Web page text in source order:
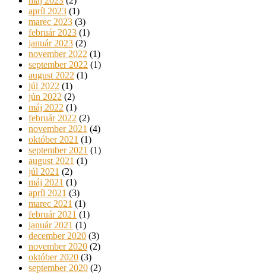
apríl 2023 (1)
marec 2023 (3)
február 2023 (1)
január 2023 (2)
november 2022 (1)
september 2022 (1)
august 2022 (1)
júl 2022 (1)
jún 2022 (2)
máj 2022 (1)
február 2022 (2)
november 2021 (4)
október 2021 (1)
september 2021 (1)
august 2021 (1)
júl 2021 (2)
máj 2021 (1)
apríl 2021 (3)
marec 2021 (1)
február 2021 (1)
január 2021 (1)
december 2020 (3)
november 2020 (2)
október 2020 (3)
september 2020 (2)